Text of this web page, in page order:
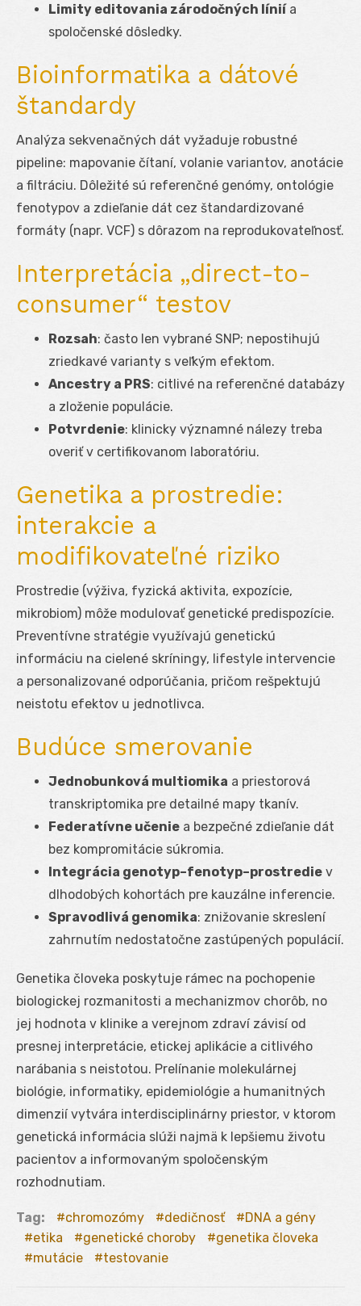
Limity editovania zárodočných líniía
spoločenské dôsledky.
Bioinformatika a dátové
štandardy
Analýza sekvenačných dát vyžaduje robustné
pipeline: mapovanie čítaní, volanie variantov, anotácie
a filtráciu. Dôležité sú referenčné genómy, ontológie
fenotypov a zdieľanie dát cez štandardizované
formáty (napr. VCF) s dôrazom na reprodukovateľnosť.
Interpretácia „direct-to-
consumer“ testov
Rozsah: často len vybrané SNP; nepostihujú
zriedkavé varianty s veľkým efektom.
Ancestry a PRS: citlivé na referenčné databázy
a zloženie populácie.
Potvrdenie: klinicky významné nálezy treba
overiť v certifikovanom laboratóriu.
Genetika a prostredie:
interakcie a
modifikovateľné riziko
Prostredie (výživa, fyzická aktivita, expozície,
mikrobiom) môže modulovať genetické predispozície.
Preventívne stratégie využívajú genetickú
informáciu na cielené skríningy, lifestyle intervencie
a personalizované odporúčania, pričom rešpektujú
neistotu efektov u jednotlivca.
Budúce smerovanie
Jednobunková multiomika a priestorová
transkriptomika pre detailné mapy tkanív.
Federatívne učenie a bezpečné zdieľanie dát
bez kompromitácie súkromia.
Integrácia genotyp–fenotyp–prostredie v
dlhodobých kohortách pre kauzálne inferencie.
Spravodlivá genomika: znižovanie skreslení
zahrnutím nedostatočne zastúpených populácií.
Genetika človeka poskytuje rámec na pochopenie
biologickej rozmanitosti a mechanizmov chorôb, no
jej hodnota v klinike a verejnom zdraví závisí od
presnej interpretácie, etickej aplikácie a citlivého
narábania s neistotou. Prelínanie molekulárnej
biológie, informatiky, epidemiológie a humanitných
dimenzií vytvára interdisciplinárny priestor, v ktorom
genetická informácia slúži najmä k lepšiemu životu
pacientov a informovaným spoločenským
rozhodnutiam.
Tag: chromozómy dedičnosť
DNA a gény
etika
genetické choroby
genetika človeka
mutácie
testovanie